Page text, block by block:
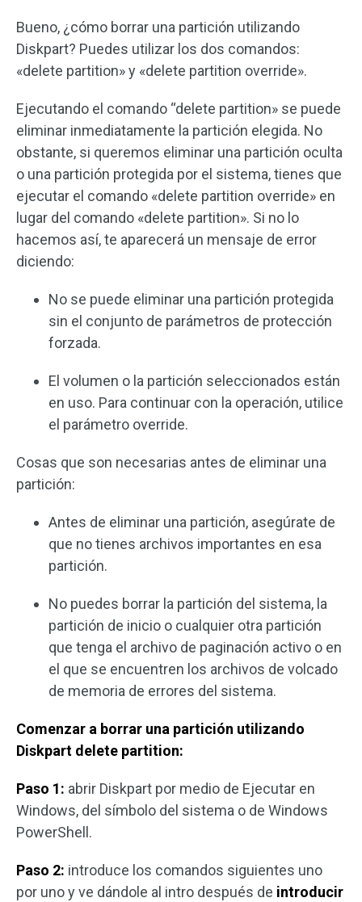
Bueno, ¿cómo borrar una partición utilizando
Diskpart? Puedes utilizar los dos comandos:
«delete partition» y «delete partition override».
Ejecutando el comando “delete partition» se puede
eliminar inmediatamente la partición elegida. No
obstante, si queremos eliminar una partición oculta
o una partición protegida por el sistema, tienes que
ejecutar el comando «delete partition override» en
lugar del comando «delete partition». Si no lo
hacemos así, te aparecerá un mensaje de error
diciendo:
No se puede eliminar una partición protegida
sin el conjunto de parámetros de protección
forzada.
El volumen o la partición seleccionados están
en uso. Para continuar con la operación, utilice
el parámetro override.
Cosas que son necesarias antes de eliminar una
partición:
Antes de eliminar una partición, asegúrate de
que no tienes archivos importantes en esa
partición.
No puedes borrar la partición del sistema, la
partición de inicio o cualquier otra partición
que tenga el archivo de paginación activo o en
el que se encuentren los archivos de volcado
de memoria de errores del sistema.
Comenzar a borrar una partición utilizando
Diskpart delete partition:
Paso 1: abrir Diskpart por medio de Ejecutar en
Windows, del símbolo del sistema o de Windows
PowerShell.
Paso 2: introduce los comandos siguientes uno
por uno y ve dándole al intro después de introducir